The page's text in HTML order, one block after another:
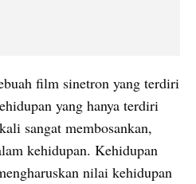
film sinetron yang terdiri
yang hanya terdiri
sangat membosankan,
kehidupan. Kehidupan
nilai kehidupan